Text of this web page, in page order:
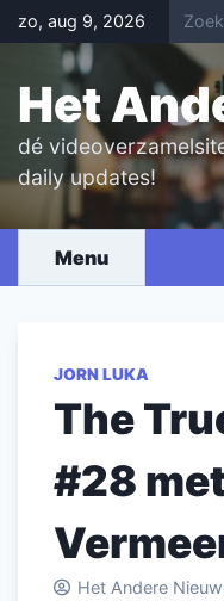
Skip
to
content
zo, aug 9, 2026
Het
dé
daily updates!
Menu
JORN LUKA
The
#28
Het Andere